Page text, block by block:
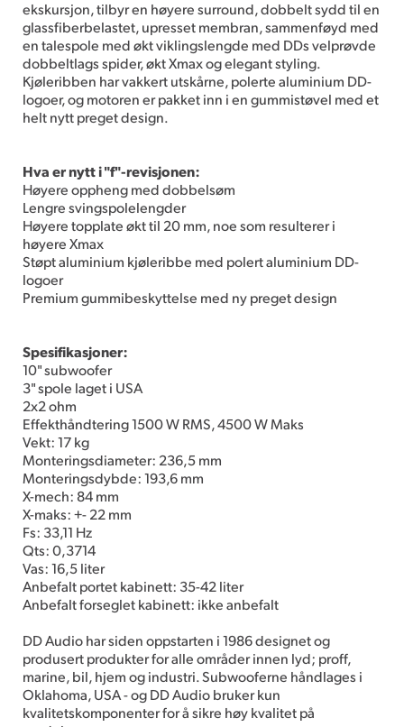
ekskursjon, tilbyr en høyere surround, dobbelt sydd til en
glassfiberbelastet, upresset membran, sammenføyd med
en talespole med økt viklingslengde med DDs velprøvde
dobbeltlags spider, økt Xmax og elegant styling.
Kjøleribben har vakkert utskårne, polerte aluminium DD-
logoer, og motoren er pakket inn i en gummistøvel med et
helt nytt preget design.
Hva er nytt i "f"-revisjonen:
Høyere oppheng med dobbelsøm
Lengre svingspolelengder
Høyere topplate økt til 20 mm, noe som resulterer i
høyere Xmax
Støpt aluminium kjøleribbe med polert aluminium DD-
logoer
Premium gummibeskyttelse med ny preget design
Spesifikasjoner:
10" subwoofer
3" spole laget i USA
2x2 ohm
Effekthåndtering 1500 W RMS, 4500 W Maks
Vekt: 17 kg
Monteringsdiameter: 236,5 mm
Monteringsdybde: 193,6 mm
X-mech: 84 mm
X-maks: +- 22 mm
Fs: 33,11 Hz
Qts: 0,3714
Vas: 16,5 liter
Anbefalt portet kabinett: 35-42 liter
Anbefalt forseglet kabinett: ikke anbefalt
DD Audio har siden oppstarten i 1986 designet og
produsert produkter for alle områder innen lyd; proff,
marine, bil, hjem og industri. Subwooferne håndlages i
Oklahoma, USA - og DD Audio bruker kun
kvalitetskomponenter for å sikre høy kvalitet på